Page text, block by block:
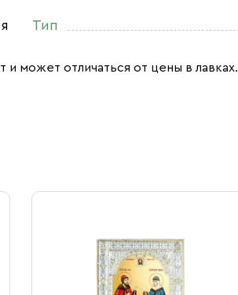
Тип
и может отличаться от цены в лавках.